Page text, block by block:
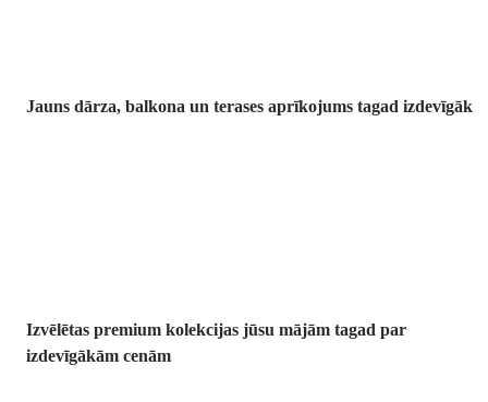
Jauns dārza, balkona un terases aprīkojums tagad izdevīgāk
Izvēlētas premium kolekcijas jūsu mājām tagad par
izdevīgākām cenām